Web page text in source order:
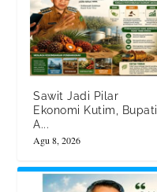
Sawit Jadi Pilar
Ekonomi Kutim, Bupati
A...
Agu 8, 2026